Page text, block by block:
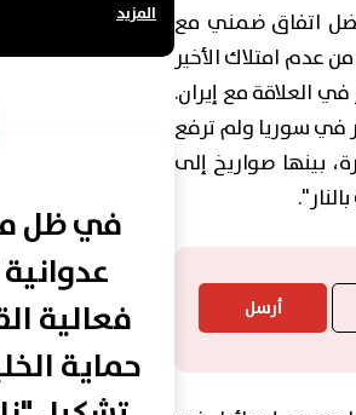
اتفاق ضمني مع
الرغم من عدم امتلاك الأخير
العلاقة مع إيران.
في سوريا ولم ترفع
متطورة، بينها صواريخ إلى
أرسل
المزيد
في ظل
فعالية
حماية